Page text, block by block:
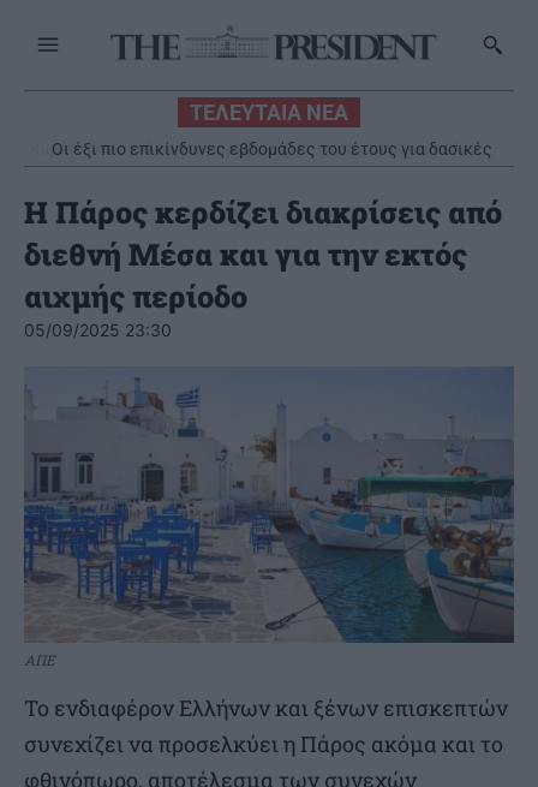
ΤΕΛΕΥΤΑΙΑ ΝΕΑ
Οι έξι πιο επικίνδυνες εβδομάδες του έτους για δασικές
πυρκαγιές
Η Πάρος κερδίζει διακρίσεις από
διεθνή Μέσα και για την εκτός
αιχμής περίοδο
05/09/2025 23:30
ΑΠΕ
Το ενδιαφέρον Ελλήνων και ξένων επισκεπτών
συνεχίζει να προσελκύει η Πάρος ακόμα και το
φθινόπωρο, αποτέλεσμα των συνεχών